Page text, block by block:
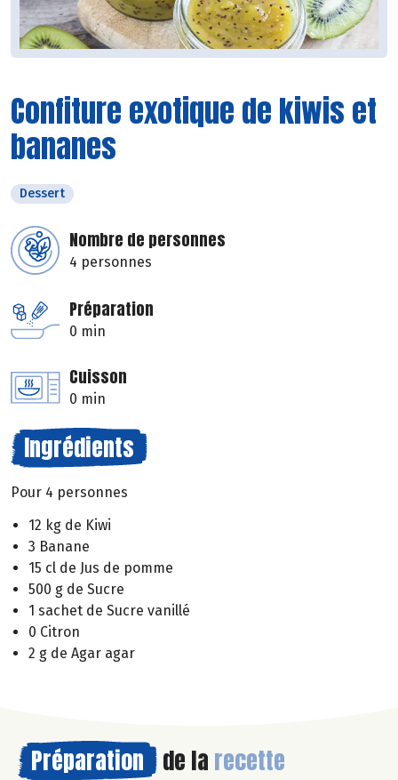
Confiture exotique de kiwis et
bananes
Dessert
Nombre de personnes
4 personnes
Préparation
0 min
Cuisson
0 min
Ingrédients
Pour 4 personnes
12 kg de Kiwi
3 Banane
15 cl de Jus de pomme
500 g de Sucre
1 sachet de Sucre vanillé
0 Citron
2 g de Agar agar
Préparation de la recette